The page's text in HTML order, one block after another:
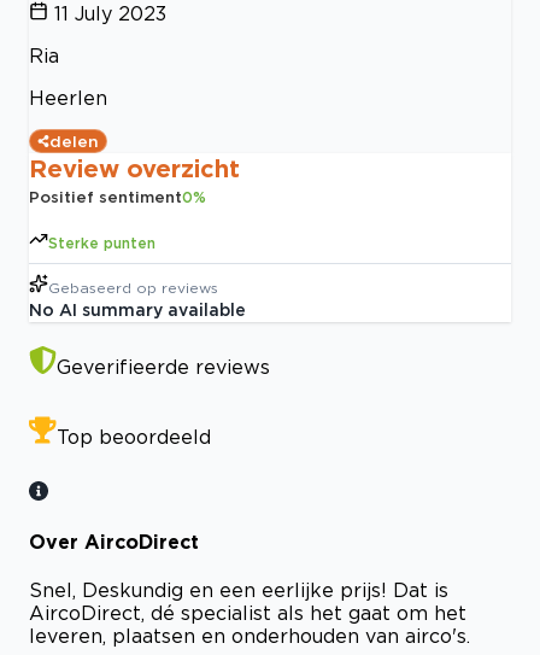
11 July 2023
Ria
Heerlen
delen
Review overzicht
Positief sentiment0%
Sterke punten
Gebaseerd op reviews
No AI summary available
Geverifieerde reviews
Top beoordeeld
Over AircoDirect
Snel, Deskundig en een eerlijke prijs! Dat is
AircoDirect, dé specialist als het gaat om het
leveren, plaatsen en onderhouden van airco's.